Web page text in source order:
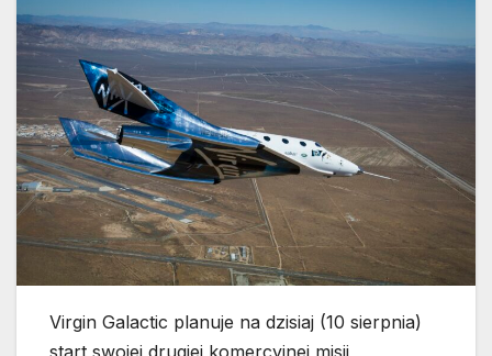
Virgin Galactic planuje na dzisiaj (10 sierpnia)
start swojej drugiej komercyjnej misji